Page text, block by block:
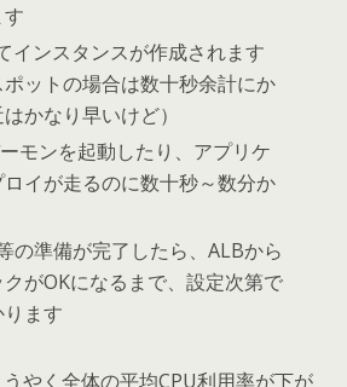
インスタンスが作成されます
ットの場合は数十秒余計にか
かなり早いけど）
モンを起動したり、アプリケ
イが走るのに数十秒～数分か
の準備が完了したら、ALBから
がOKになるまで、設定次第で
ます
やく全体の平均CPU利用率が下が